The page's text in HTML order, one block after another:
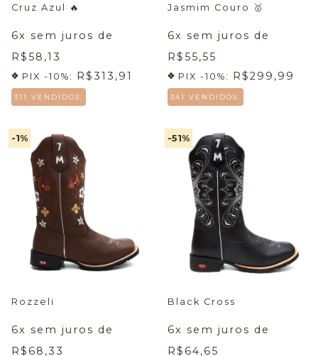
Cruz Azul 🔥
6x sem juros de
R$58,13
PIX -10%: R$313,91
311 VENDIDOS.
Jasmim Couro 🥇
6x sem juros de
R$55,55
PIX -10%: R$299,99
341 VENDIDOS.
-1%
Rozzeli
6x sem juros de
R$68,33
-51%
Black Cross
6x sem juros de
R$64,65